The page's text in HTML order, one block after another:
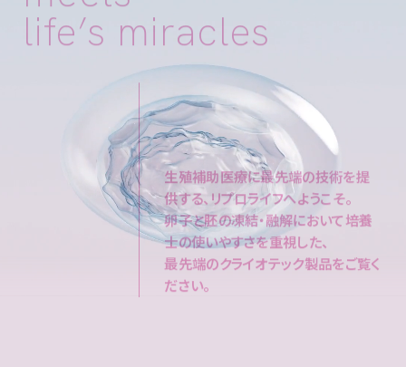
life’s miracles
生殖補助医療に最先端の技術を提
供する、リプロライフへようこそ。
卵子と胚の凍結・融解において培養
士の使いやすさを重視した、
最先端のクライオテック製品をご覧く
ださい。